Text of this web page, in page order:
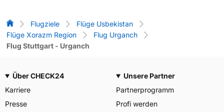
Flug-Vergleich
Flugziele
Flüge Usbekistan
Flüge Xorazm Region
Flug Urganch
Flug Stuttgart - Urganch
Über CHECK24
Karriere
Presse
Unsere Partner
Partnerprogramm
Profi werden